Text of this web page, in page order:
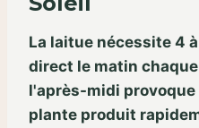
La laitue nécessite 4
direct le matin
l'après-midi provoque
plante produit